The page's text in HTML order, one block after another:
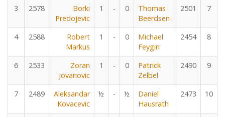
3 2578
Borki
Predojevic
1 - 0
Thomas
Beerdsen
2501 7
4 2588
Robert
Markus
1 - 0
Michael
Feygin
2454 8
6 2533
Zoran
Jovanovic
1 - 0
Patrick
Zelbel
2490 9
7 2489
Aleksandar
Kovacevic
½ - ½
Daniel
Hausrath
2473 10